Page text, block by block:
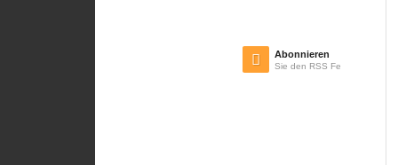
Abonnieren
Sie den RSS Feed